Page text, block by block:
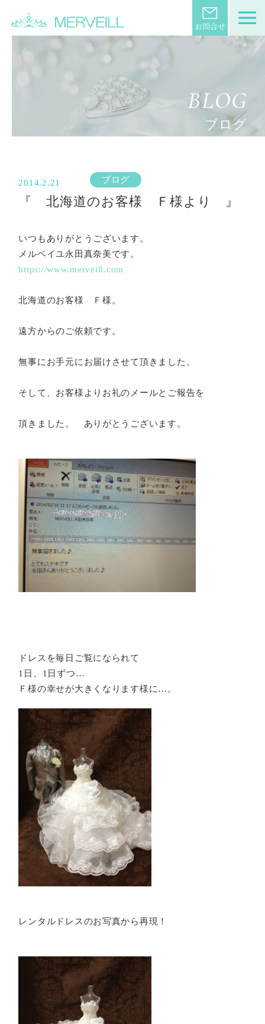
BLOG
ブログ
2014.2.21 ブログ
『 北海道のお客様 Ｆ様より 』
いつもありがとうございます。
メルベイユ永田真奈美です。
https://www.merveill.com
北海道のお客様 Ｆ様。
遠方からのご依頼です。
無事にお手元にお届けさせて頂きました。
そして、お客様よりお礼のメールとご報告を
頂きました。 ありがとうございます。
ドレスを毎日ご覧になられて
1日、1日ずつ…
Ｆ様の幸せが大きくなります様に…。
レンタルドレスのお写真から再現！